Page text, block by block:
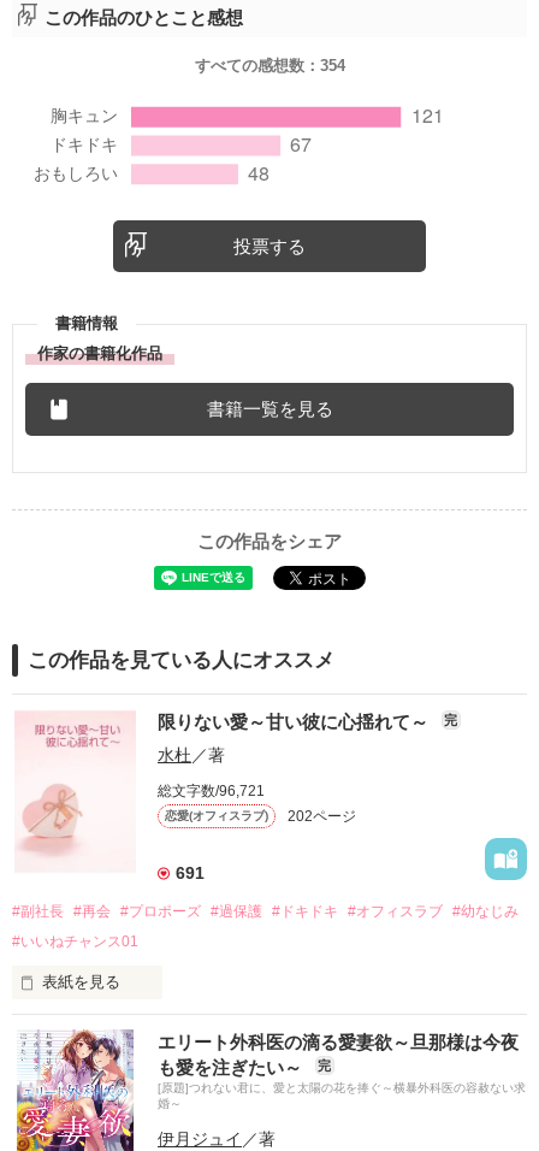
この作品のひとこと感想
すべての感想数： 354
投票する
書籍情報
作家の書籍化作品
書籍一覧を見る
この作品をシェア
この作品を見ている人にオススメ
限りない愛～甘い彼に心揺れて～ 完
水杜／著
総文字数/96,721
恋愛(オフィスラブ) 202ページ
691
#副社長 #再会 #プロポーズ #過保護 #ドキドキ #オフィスラブ #幼なじみ
#いいねチャンス01
表紙を見る
大好きだった『お隣のお兄ちゃん』に再会。
彼は副社長になって、大人の男になっていた。
でも、過保護なのは変わらない。
エリート外科医の滴る愛妻欲～旦那様は今夜
も愛を注ぎたい～
完
[原題]つれない君に、愛と太陽の花を捧ぐ～横暴外科医の容赦ない求
婚～
伊月ジュイ ／著